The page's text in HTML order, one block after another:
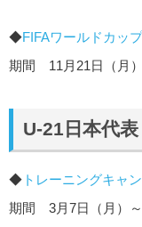
◆FIFAワールドカッ
期間 11月21日（月）
U-21日本代表
◆ トレーニングキャ
期間 3月7日（月）～